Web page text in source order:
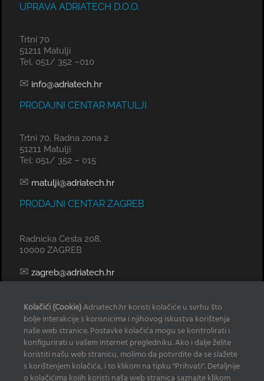
UPRAVA ADRIATECH D.O.O.
Trtni 70
51211 Matulji
Tel. 051/ 352 –010
✉ info@adriatech.hr
PRODAJNI CENTAR MATULJI
Trtni 70, Radna zona 2
51211 Matulji
Tel: 051/ 352 – 015
✉ matulji@adriatech.hr
PRODAJNI CENTAR ZAGREB
Radnicka Cesta 208,
10000 ZAGREB
✉ zagreb@adriatech.hr
Tel: 098 329 239
✉radan@adriatech.hr
INFO
Kolačići (Cookie)Adriatech.hr koristi kolačiće u svrhu što
bolje interakcije s korisnicima i njihovog iskustva korištenja
naše web stranice. Postavke kolačića mogu se kontrolirati i
konfigurirati u vašem internet pregledniku. Ako i dalje želite
koristiti našu web stranicu, molimo da potvrdite da se slažete
s korištenjem kolačića, i to klikom na tipku "Prihvati". Detaljnije